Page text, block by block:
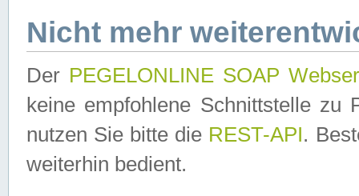
Nicht mehr
Der PEGELONLINE SOAP
keine empfohlene Schnittstelle zu
nutzen Sie bitte die REST-API.
weiterhin bedient.